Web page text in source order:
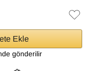
Ekle
gönderilir